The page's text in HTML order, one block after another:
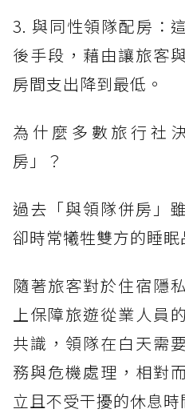
3. 與同性領隊配房：
後手段，藉由讓旅客
房間支出降到最低。
為什麼多數旅行社
房」？
過去「與領隊併房」
卻時常犧牲雙方的睡眠
隨著旅客對於住宿隱
上保障旅遊從業人員
共識，領隊在白天需
務與危機處理，相對
立且不受干擾的休息時